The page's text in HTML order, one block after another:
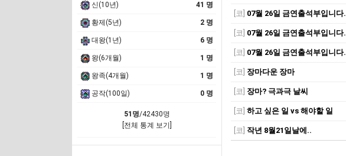
신(10년) 41 명
황제(5년) 2 명
대왕(1년) 6 명
왕(6개월) 1 명
왕족(4개월) 1 명
공작(100일) 0 명
51명/42430명
[전체 통계 보기]
[코] 07월 26일 금연출석부입니다.
[코] 07월 26일 금연출석부입니다.
[코] 07월 26일 금연출석부입니다.
[코] 장마다운 장마
[코] 장마? 극과극 날씨
[코] 하고 싶은 일 vs 해야할 일
[코] 작년 8월21일날에..